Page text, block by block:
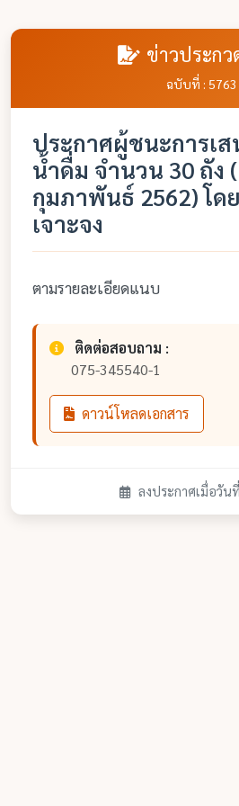
ข่าวประกว
ฉบับที่ : 5763
ประกาศผู้ชนะการเ
น้ำดื่ม จำนวน 30 ถัง
กุมภาพันธ์ 2562) โด
เจาะจง
ตามรายละเอียดแนบ
ติดต่อสอบถาม :
075-345540-1
ดาวน์โหลดเอกสาร
ลงประกาศเมื่อวัน